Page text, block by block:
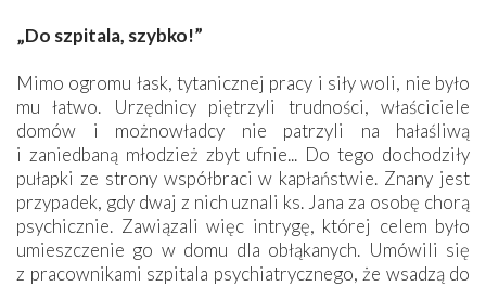
„Do szpitala, szybko!”
Mimo ogromu łask, tytanicznej pracy i siły woli, nie było
mu łatwo. Urzędnicy piętrzyli trudności, właściciele
domów i możnowładcy nie patrzyli na hałaśliwą
i zaniedbaną młodzież zbyt ufnie... Do tego dochodziły
pułapki ze strony współbraci w kapłaństwie. Znany jest
przypadek, gdy dwaj z nich uznali ks. Jana za osobę chorą
psychicznie. Zawiązali więc intrygę, której celem było
umieszczenie go w domu dla obłąkanych. Umówili się
z pracownikami szpitala psychiatrycznego, że wsadzą do